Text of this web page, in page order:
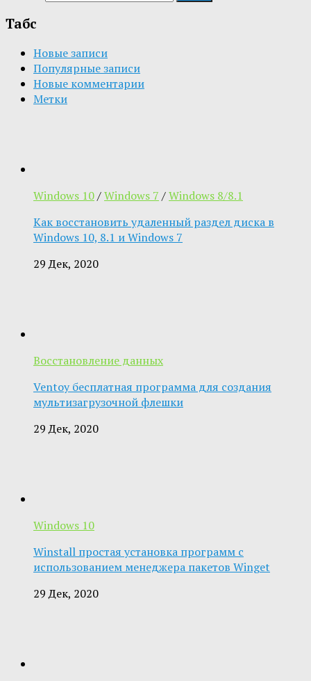
Табс
Новые записи
Популярные записи
Новые комментарии
Метки
Windows 10/Windows 7 /Windows 8/8.1
Как восстановить удаленный раздел диска в
Windows 10, 8.1 и Windows 7
29 Дек, 2020
Восстановление данных
Ventoy бесплатная программа для создания
мультизагрузочной флешки
29 Дек, 2020
Windows 10
Winstall простая установка программ с
использованием менеджера пакетов Winget
29 Дек, 2020